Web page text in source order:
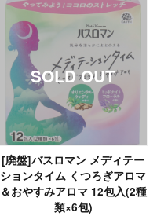
[廃盤]バスロマン メディテー
ションタイム くつろぎアロマ
＆おやすみアロマ 12包入(2種
類×6包)